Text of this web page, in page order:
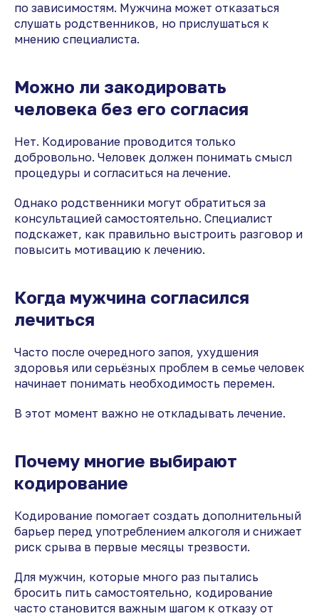
по зависимостям. Мужчина может отказаться
слушать родственников, но прислушаться к
мнению специалиста.
Можно ли закодировать
человека без его согласия
Нет. Кодирование проводится только
добровольно. Человек должен понимать смысл
процедуры и согласиться на лечение.
Однако родственники могут обратиться за
консультацией самостоятельно. Специалист
подскажет, как правильно выстроить разговор и
повысить мотивацию к лечению.
Когда мужчина согласился
лечиться
Часто после очередного запоя, ухудшения
здоровья или серьёзных проблем в семье человек
начинает понимать необходимость перемен.
В этот момент важно не откладывать лечение.
Почему многие выбирают
кодирование
Кодирование помогает создать дополнительный
барьер перед употреблением алкоголя и снижает
риск срыва в первые месяцы трезвости.
Для мужчин, которые много раз пытались
бросить пить самостоятельно, кодирование
часто становится важным шагом к отказу от